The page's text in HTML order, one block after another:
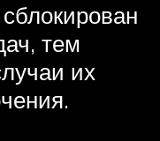
тем
их